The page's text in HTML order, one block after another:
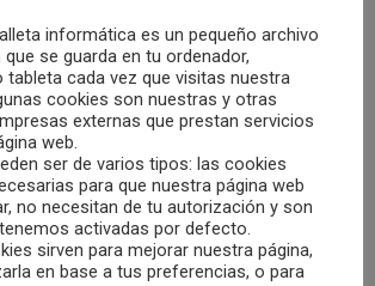
de Psicología de Castilla-La Mancha ha
de Actividades de 2023, en la que se
informática es un pequeño archivo
se guarda en tu ordenador,
tableta cada vez que visitas nuestra
cookies son nuestras y otras
externas que prestan servicios
web.
ser de varios tipos: las cookies
para que nuestra página web
no necesitan de tu autorización y son
activadas por defecto.
sirven para mejorar nuestra página,
en base a tus preferencias, o para